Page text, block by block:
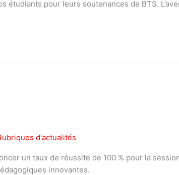
étudiants pour leurs soutenances de BTS.
d'actualités
un taux de réussite de 100 % pour la
innovantes.